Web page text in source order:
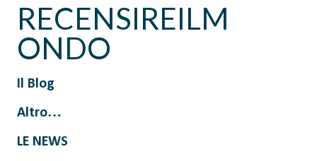
RECENSIREILM
ONDO
Il Blog
Altro…
LE NEWS